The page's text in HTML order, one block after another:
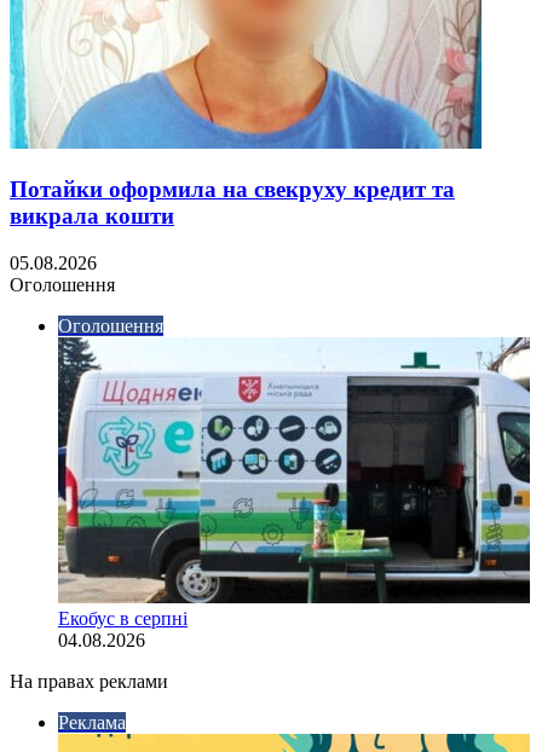
Потайки оформила на свекруху кредит та
викрала кошти
05.08.2026
Оголошення
Оголошення
Екобус в серпні
04.08.2026
На правах реклами
Реклама